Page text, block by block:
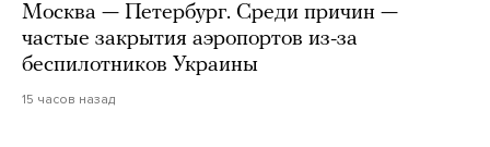
Москва — Петербург. Среди причин —
частые закрытия аэропортов из-за
беспилотников Украины
15 часов назад